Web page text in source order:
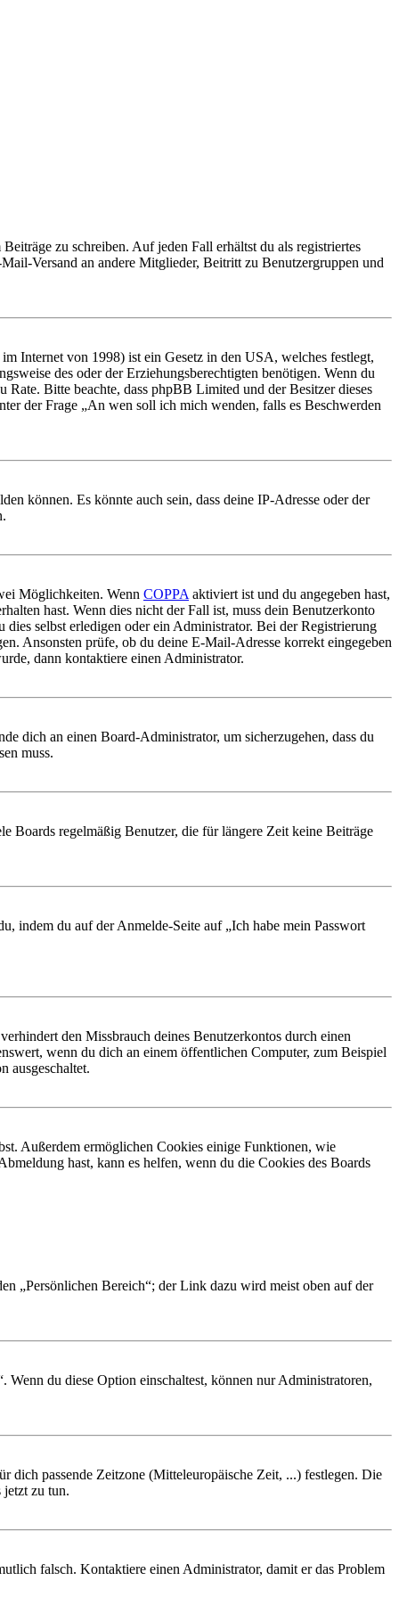
zu schreiben. Auf jeden Fall erhältst du als registriertes
Versand an andere Mitglieder, Beitritt zu Benutzergruppen und
Internet von 1998) ist ein Gesetz in den USA, welches festlegt,
des oder der Erziehungsberechtigten benötigen. Wenn du
Bitte beachte, dass phpBB Limited und der Besitzer dieses
der Frage „An wen soll ich mich wenden, falls es Beschwerden
können. Es könnte auch sein, dass deine IP-Adresse oder der
Möglichkeiten. Wenn COPPA aktiviert ist und du angegeben hast,
hast. Wenn dies nicht der Fall ist, muss dein Benutzerkonto
selbst erledigen oder ein Administrator. Bei der Registrierung
Ansonsten prüfe, ob du deine E-Mail-Adresse korrekt eingegeben
dann kontaktiere einen Administrator.
dich an einen Board-Administrator, um sicherzugehen, dass du
muss.
Boards regelmäßig Benutzer, die für längere Zeit keine Beiträge
indem du auf der Anmelde-Seite auf „Ich habe mein Passwort
den Missbrauch deines Benutzerkontos durch einen
wenn du dich an einem öffentlichen Computer, zum Beispiel
ausgeschaltet.
Außerdem ermöglichen Cookies einige Funktionen, wie
hast, kann es helfen, wenn du die Cookies des Boards
„Persönlichen Bereich“; der Link dazu wird meist oben auf der
du diese Option einschaltest, können nur Administratoren,
dich passende Zeitzone (Mitteleuropäische Zeit, ...) festlegen. Die
jetzt zu tun.
falsch. Kontaktiere einen Administrator, damit er das Problem